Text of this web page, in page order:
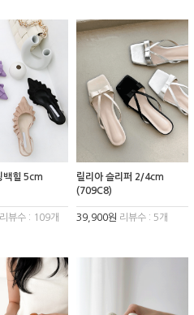
백힐 5cm
리뷰수 : 109개
릴리아 슬리퍼 2/4cm
(709C8)
39,900원 리뷰수 : 5개